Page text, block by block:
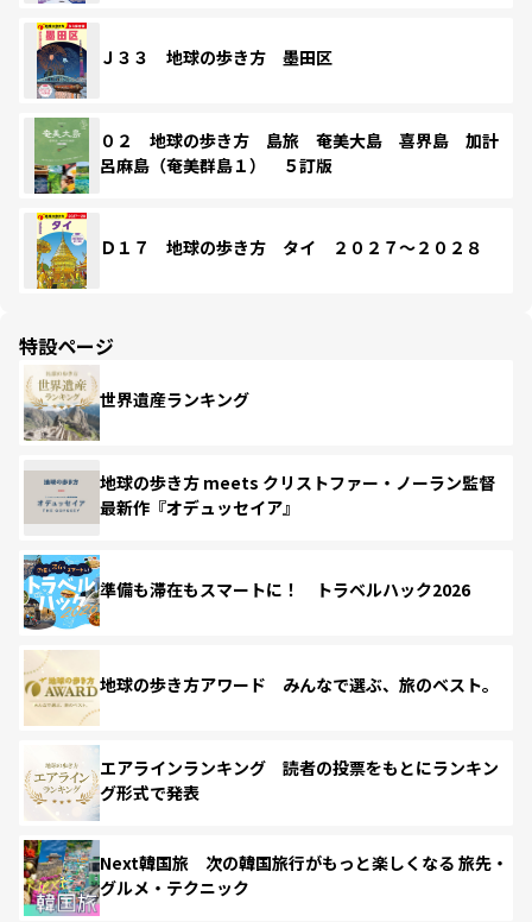
Ｊ３３ 地球の歩き方 墨田区
０２ 地球の歩き方 島旅 奄美大島 喜界島 加計
呂麻島（奄美群島１） ５訂版
Ｄ１７ 地球の歩き方 タイ ２０２７～２０２８
特設ページ
世界遺産ランキング
地球の歩き方 meets クリストファー・ノーラン監督
最新作『オデュッセイア』
準備も滞在もスマートに！ トラベルハック2026
地球の歩き方アワード みんなで選ぶ、旅のベスト。
エアラインランキング 読者の投票をもとにランキン
グ形式で発表
Next韓国旅 次の韓国旅行がもっと楽しくなる 旅先・
グルメ・テクニック